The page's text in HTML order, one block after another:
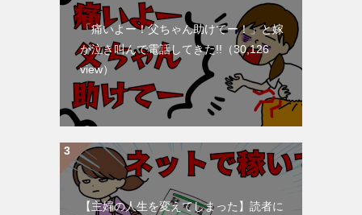
「痛いよー！父ちゃん助けてー！」と嫁
が泣き叫んで電話してきた!! （30,126
view）
【主婦の人生を変えてしまった】読者に